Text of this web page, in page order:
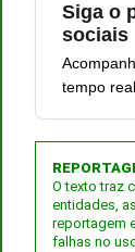
Siga o
sociais
tempo
O texto traz
entidades,
reportagem
falhas no